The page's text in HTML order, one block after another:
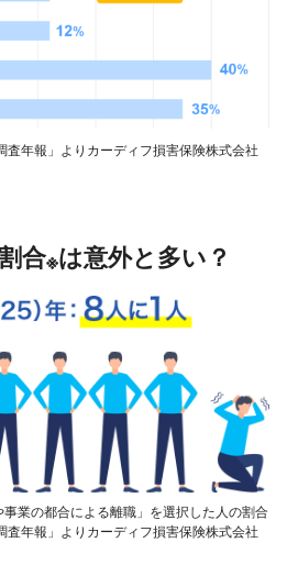
年報」よりカーディフ損害保険株式会社
合※は意外と多い？
業の都合による離職」を選択した人の割合
年報」よりカーディフ損害保険株式会社